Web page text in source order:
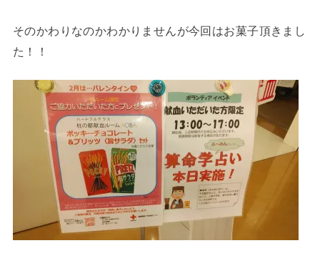
そのかわりなのかわかりませんが今回はお菓子頂きまし
た！！